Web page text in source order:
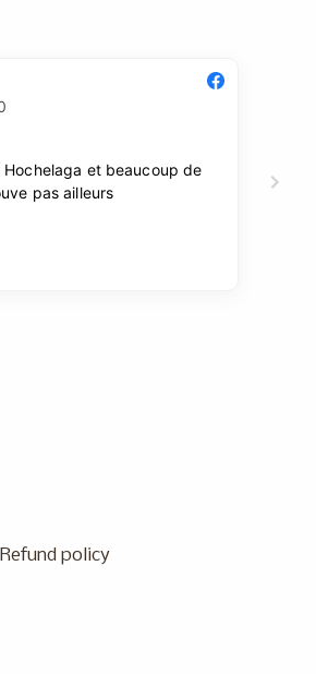
Refund policy